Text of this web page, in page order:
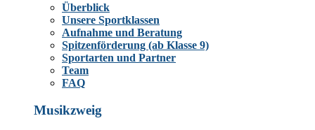
Überblick
Unsere Sportklassen
Aufnahme und Beratung
Spitzenförderung (ab Klasse 9)
Sportarten und Partner
Team
FAQ
Musikzweig